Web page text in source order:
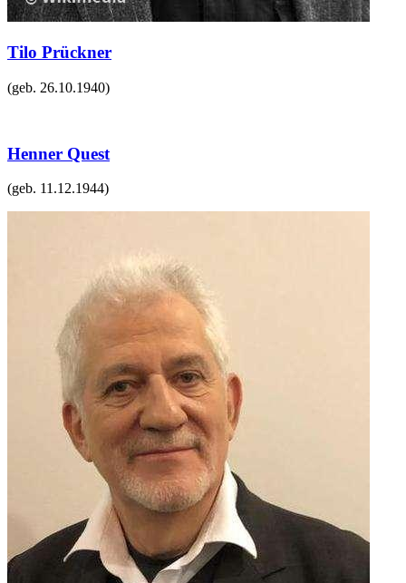
Tilo Prückner
(geb. 26.10.1940)
Henner Quest
(geb. 11.12.1944)